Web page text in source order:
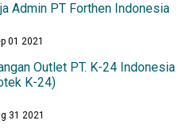
Admin PT Forthen Indonesia
01 2021
Outlet PT. K-24 Indonesia
K-24)
31 2021